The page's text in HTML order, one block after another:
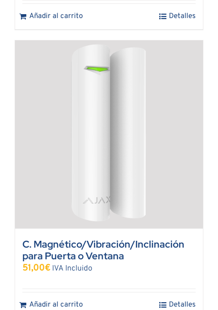
Añadir al carrito Detalles
C. Magnético/Vibración/Inclinación
para Puerta o Ventana
51,00€ IVA Incluido
Añadir al carrito Detalles